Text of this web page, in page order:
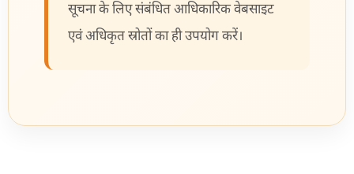
सूचना के लिए संबंधित आधिकारिक वेबसाइट
एवं अधिकृत स्रोतों का ही उपयोग करें।